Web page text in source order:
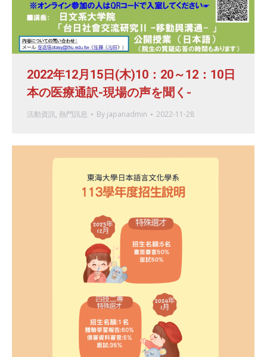
2022年12月15日(木)10：20～12：10日
本の医療通訳-現場の声を聞く-
活動資訊, 熱門訊息 By japanadmin 2022-11-28